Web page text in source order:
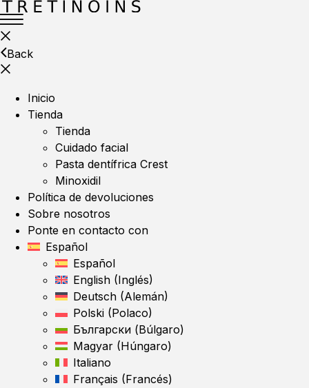
Back
Inicio
Tienda
Tienda
Cuidado facial
Pasta dentífrica Crest
Minoxidil
Política de devoluciones
Sobre nosotros
Ponte en contacto con
Español
Español
English (Inglés)
Deutsch (Alemán)
Polski (Polaco)
Български (Búlgaro)
Magyar (Húngaro)
Italiano
Français (Francés)